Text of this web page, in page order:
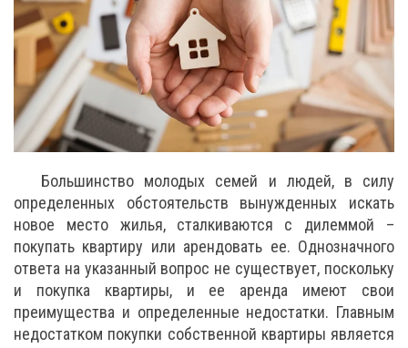
Большинство молодых семей и людей, в силу
определенных обстоятельств вынужденных искать
новое место жилья, сталкиваются с дилеммой –
покупать квартиру или арендовать ее. Однозначного
ответа на указанный вопрос не существует, поскольку
и покупка квартиры, и ее аренда имеют свои
преимущества и определенные недостатки. Главным
недостатком покупки собственной квартиры является